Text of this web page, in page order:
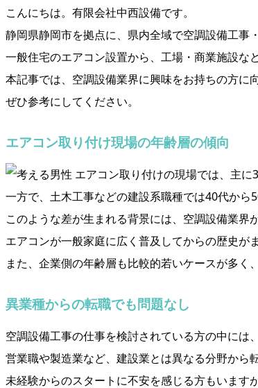
こんにちは。有限会社中西設備です。
静岡県静岡市を拠点に、県内全域で空調設備工
一般住宅のエアコン設置から、工場・商業施設な
本記事では、空調設備業界に興味をお持ちの方に
ぜひ参考にしてください。
エアコン取り付け現場の年齢層の傾向
エアコン取り付けの現場では、主に
一方で、土木工事などの建設系職種では40代か
このような差が生まれる背景には、空調設備業界
エアコンが一般家庭に広く普及してからの歴史
また、企業側の年齢層も比較的若いケースが多
異業種からの転職でも問題なし
空調設備工事の仕事を検討されている方の中には
営業職や製造業など、建設業とは異なる分野から
未経験からのスタートに不安を感じる方もいます